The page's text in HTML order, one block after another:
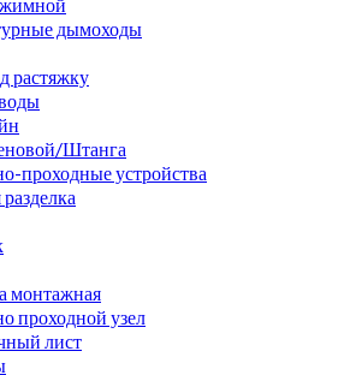
дымоходы
растяжку
Штанга
проходные устройства
монтажная
проходной узел
лист